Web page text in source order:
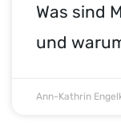
Was sind
und
Ann-Kathrin